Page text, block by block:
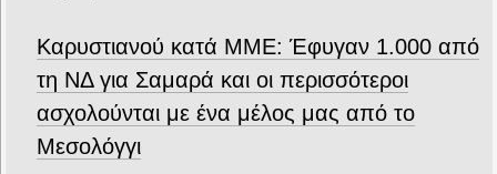
Καρυστιανού κατά ΜΜΕ: Έφυγαν 1.000 από
τη ΝΔ για Σαμαρά και οι περισσότεροι
ασχολούνται με ένα μέλος μας από το
Μεσολόγγι